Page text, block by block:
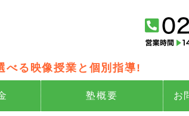
新・個別指導 Better
る映像授業と個別指導!
塾概要 お